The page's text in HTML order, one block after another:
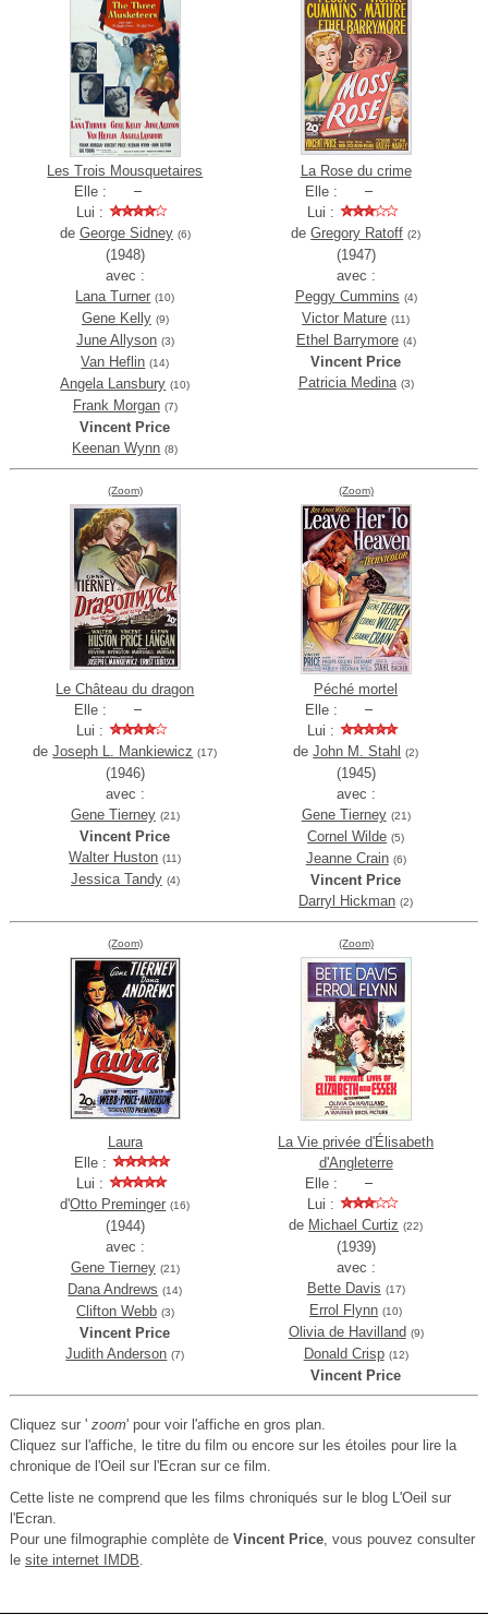
Les Trois Mousquetaires
Elle :
Lui :
de George Sidney (6)
(1948)
avec :
Lana Turner (10)
Gene Kelly (9)
June Allyson (3)
Van Heflin (14)
Angela Lansbury (10)
Frank Morgan (7)
Vincent Price
Keenan Wynn (8)
La Rose du crime
Elle :
Lui :
deGregory Ratoff (2)
(1947)
avec :
Peggy Cummins (4)
Victor Mature (11)
Ethel Barrymore (4)
Vincent Price
Patricia Medina (3)
(Zoom)
Le Château du dragon
Elle :
Lui :
deJoseph L. Mankiewicz (17)
(1946)
avec :
Gene Tierney (21)
Vincent Price
Walter Huston (11)
Jessica Tandy (4)
(Zoom)
Péché mortel
Elle :
Lui :
deJohn M. Stahl (2)
(1945)
avec :
Gene Tierney (21)
Cornel Wilde (5)
Jeanne Crain (6)
Vincent Price
Darryl Hickman (2)
(Zoom)
Laura
Elle :
Lui :
d'Otto Preminger (16)
(1944)
avec :
Gene Tierney (21)
Dana Andrews (14)
Clifton Webb (3)
Vincent Price
Judith Anderson (7)
(Zoom)
La Vie privée d'Élisabeth
d'Angleterre
Elle :
Lui :
de Michael Curtiz (22)
(1939)
avec :
Bette Davis (17)
Errol Flynn (10)
Olivia de Havilland (9)
Donald Crisp (12)
Vincent Price
Cliquez sur ' zoom' pour voir l'affiche en gros plan.
Cliquez sur l'affiche, le titre du film ou encore sur les étoiles pour lire la
chronique de l'Oeil sur l'Ecran sur ce film.
Cette liste ne comprend que les films chroniqués sur le blog L'Oeil sur
l'Ecran.
Pour une filmographie complète de Vincent Price, vous pouvez consulter
le site internet IMDB.